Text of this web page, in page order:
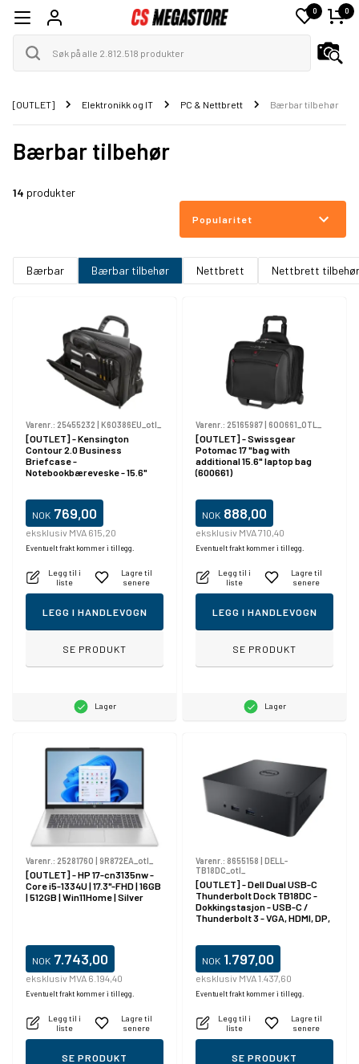
0 0
[OUTLET] Elektronikk og IT PC & Nettbrett Bærbar tilbehør
Bærbar tilbehør
14 produkter
Popularitet
Bærbar Bærbar tilbehør Nettbrett Nettbrett tilbehør
Varenr.: 25455232 | K60386EU_otl_
[OUTLET] - Kensington
Contour 2.0 Business
Briefcase -
Notebookbæreveske - 15.6"
NOK 769,00
eksklusiv MVA 615,20
Eventuelt frakt kommer i tillegg.
Legg til i
liste
Lagre til
senere
LEGG I HANDLEVOGN
SE PRODUKT
Lager
Varenr.: 25165987| 600661_OTL_
[OUTLET] - Swissgear
Potomac 17 "bag with
additional 15.6" laptop bag
(600661)
NOK 888,00
eksklusiv MVA 710,40
Eventuelt frakt kommer i tillegg.
Legg til i
liste
Lagre til
senere
LEGG I HANDLEVOGN
SE PRODUKT
Lager
Varenr.: 25281760 | 9R872EA_otl_
[OUTLET] - HP 17-cn3135nw -
Core i5-1334U | 17.3"-FHD | 16GB
| 512GB | Win11Home | Silver
NOK 7.743,00
eksklusiv MVA 6.194,40
Eventuelt frakt kommer i tillegg.
Legg til i
liste
Lagre til
senere
SE PRODUKT
Varenr.: 8655158 | DELL-
TB18DC_otl_
[OUTLET] - Dell Dual USB-C
Thunderbolt Dock TB18DC -
Dokkingstasjon - USB-C /
Thunderbolt 3 - VGA, HDMI, DP,
7730
NOK 1.797,00
eksklusiv MVA 1.437,60
Eventuelt frakt kommer i tillegg.
Legg til i
liste
Lagre til
senere
SE PRODUKT